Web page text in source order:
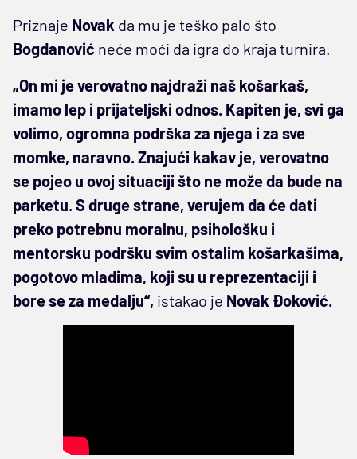
Priznaje Novak da mu je teško palo što
Bogdanović neće moći da igra do kraja turnira.
„On mi je verovatno najdraži naš košarkaš,
imamo lep i prijateljski odnos. Kapiten je, svi ga
volimo, ogromna podrška za njega i za sve
momke, naravno. Znajući kakav je, verovatno
se pojeo u ovoj situaciji što ne može da bude na
parketu. S druge strane, verujem da će dati
preko potrebnu moralnu, psihološku i
mentorsku podršku svim ostalim košarkašima,
pogotovo mladima, koji su u reprezentaciji i
bore se za medalju“, istakao je Novak Đoković.